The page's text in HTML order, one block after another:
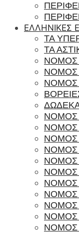
ΕΛΛΗΝΙΚΕΣ
ΤΑ
ΤΑ
ΝΟΜΟΣ
ΝΟΜΟΣ
ΝΟΜΟΣ
ΝΟΜΟΣ
ΝΟΜΟΣ
ΝΟΜΟΣ
ΝΟΜΟΣ
ΝΟΜΟΣ
ΝΟΜΟΣ
ΝΟΜΟΣ
ΝΟΜΟΣ
ΝΟΜΟΣ
ΝΟΜΟΣ
ΝΟΜΟΣ